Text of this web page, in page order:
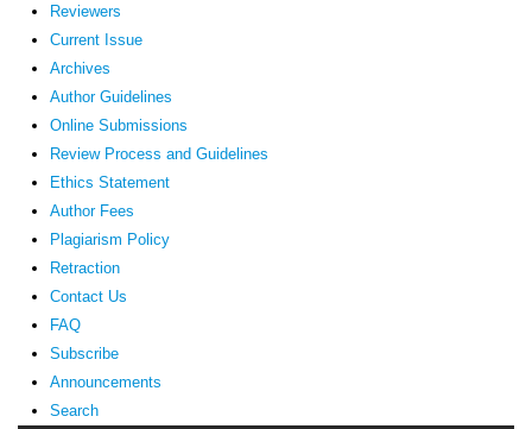
Reviewers
Current Issue
Archives
Author Guidelines
Online Submissions
Review Process and Guidelines
Ethics Statement
Author Fees
Plagiarism Policy
Retraction
Contact Us
FAQ
Subscribe
Announcements
Search